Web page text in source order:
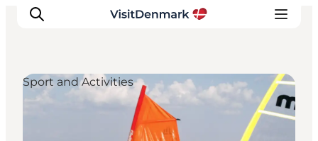
Sport and Activities